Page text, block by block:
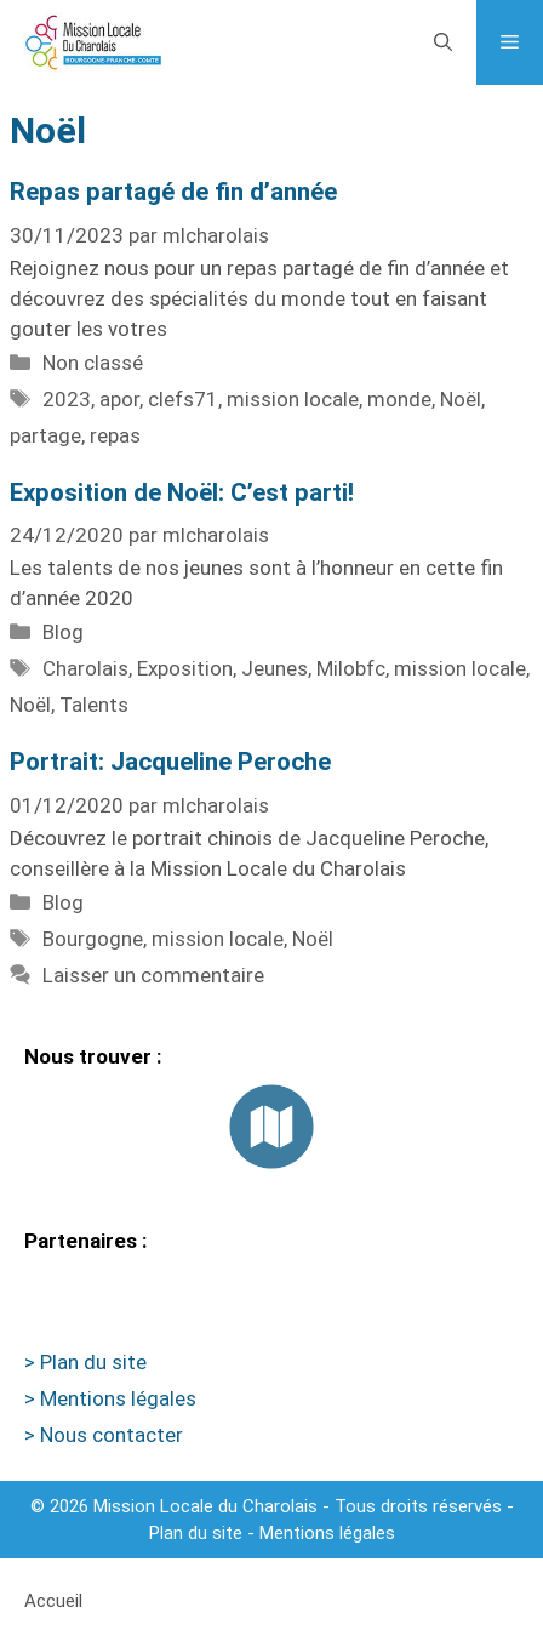
Noël
Repas partagé de fin d’année
30/11/2023 par mlcharolais
Rejoignez nous pour un repas partagé de fin d’année et
découvrez des spécialités du monde tout en faisant
gouter les votres
Non classé
2023, apor, clefs71 , mission locale, monde, Noël,
partage, repas
Exposition de Noël: C’est parti!
24/12/2020 par mlcharolais
Les talents de nos jeunes sont à l’honneur en cette fin
d’année 2020
Blog
Charolais, Exposition, Jeunes, Milobfc, mission locale,
Noël, Talents
Portrait: Jacqueline Peroche
01/12/2020 par mlcharolais
Découvrez le portrait chinois de Jacqueline Peroche,
conseillère à la Mission Locale du Charolais
Blog
Bourgogne, mission locale, Noël
Laisser un commentaire
Nous trouver :
Partenaires :
> Plan du site
> Mentions légales
> Nous contacter
© 2026 Mission Locale du Charolais - Tous droits réservés -
Plan du site - Mentions légales
Accueil